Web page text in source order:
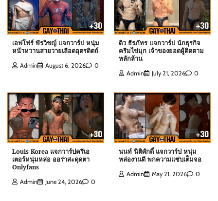
เอฟโฟร์ พีรวิชญ์ แจกวาร์ป หนุ่ม
หน้าหวานสายวายเลือดอุตรดิตถ์
Admin August 6, 2026 0
ดิว ธีรภัทร แจกวาร์ป นักธุรกิจ
ครีมไข่มุก เจ้าของยอดผู้ติดตาม
หลักล้าน
Admin July 21, 2026 0
Louis Korea แจกวาร์ปครีเอ
เตอร์หนุ่มหล่อ ออร่าสะดุดตา
Onlyfans
Admin June 24, 2026 0
นนท์ นิติศักดิ์ แจกวาร์ป หนุ่ม
หล่องานดี พกความแซ่บเต็มจอ
Admin May 21, 2026 0
เอฟโฟร์ พีรวิชญ์ แจกวาร์ป หนุ่มหน้าหวานสายวาย
เลือดอุตรดิตถ์
Admin August 6, 2026
ดิว ธีรภัทร แจกวาร์ป นักธุรกิจครีมไข่มุก เจ้าของ
Admin July 21, 2026 0
สกาย พิเชษฐ์ แจกวาร์ป Top 10 Mister
International Thailand 2025
Admin August 6, 2026 0